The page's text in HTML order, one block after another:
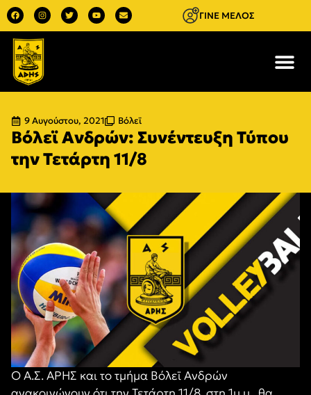
ΓΙΝΕ ΜΕΛΟΣ
9 Αυγούστου, 2021 Βόλεϊ
Βόλεϊ Ανδρών: Συνέντευξη Τύπου
την Τετάρτη 11/8
Ο Α.Σ. ΑΡΗΣ και το τμήμα Βόλεϊ Ανδρών